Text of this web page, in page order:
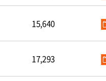
15,640
17,293